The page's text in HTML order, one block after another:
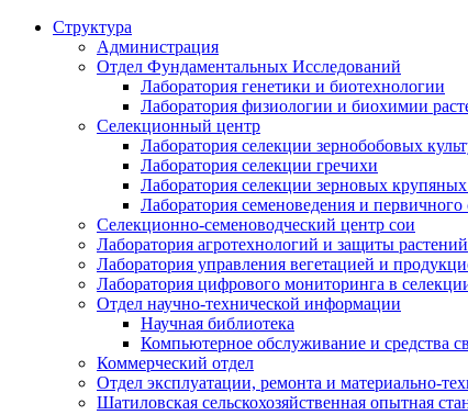
Структура
Администрация
Отдел Фундаментальных Исследований
Лаборатория генетики и биотехнологии
Лаборатория физиологии и биохимии
Селекционный центр
Лаборатория селекции зернобобовых
Лаборатория селекции гречихи
Лаборатория селекции зерновых крупяных
Лаборатория семеноведения и первичного
Селекционно-семеноводческий центр сои
Лаборатория агротехнологий и защиты растений
Лаборатория управления вегетацией и
Лаборатория цифрового мониторинга в
Отдел научно-технической информации
Научная библиотека
Компьютерное обслуживание и средства
Коммерческий отдел
Отдел эксплуатации, ремонта и материально-
Шатиловская сельскохозяйственная опытная